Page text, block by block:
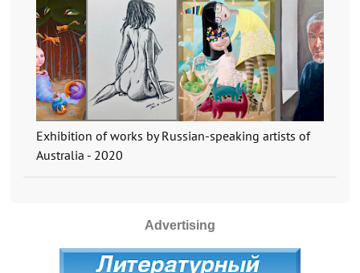
Exhibition of works by Russian-speaking artists of
Australia - 2020
Advertising